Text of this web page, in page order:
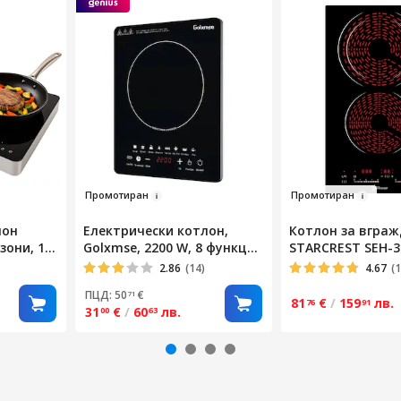
10
Промотиран
Електрически котлон,
Golxmse, 2200 W, 8 функции
за готвене, smart touch,
ултратънък дизайн, черен,
35x28x6 cm
2.86 (14)
ПЦД: 50 71 €
3100 € / 6063 лв.
Промотиран
Котлон за
STARCREST SEH-
Витрокерамика,
зони за
на мощност,
4.67
81 76 € / 15991 лв.